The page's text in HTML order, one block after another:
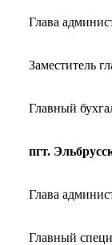
Глава
Заместитель
Главный
пгт.
Глава
Главный